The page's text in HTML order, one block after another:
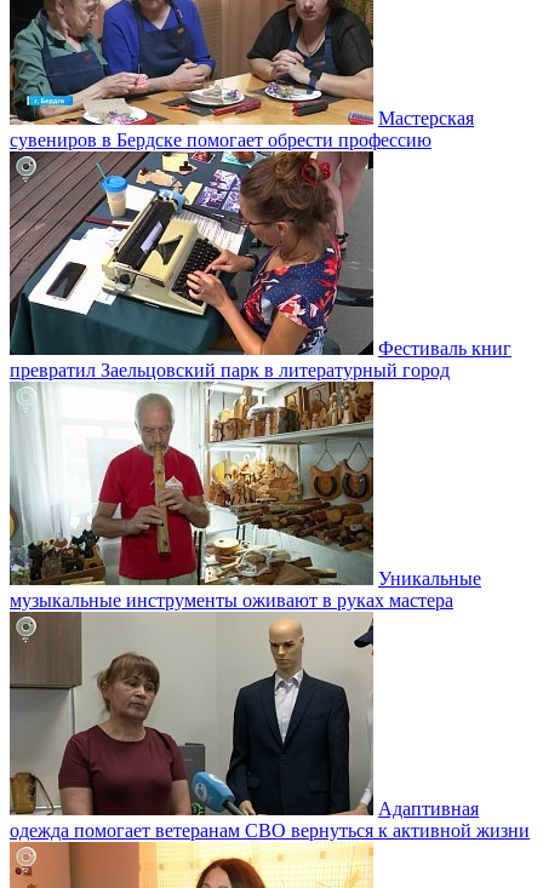
Мастерская
сувениров в Бердске помогает обрести профессию
Фестиваль книг
превратил Заельцовский парк в литературный город
Уникальные
музыкальные инструменты оживают в руках мастера
Адаптивная
одежда помогает ветеранам СВО вернуться к активной жизни